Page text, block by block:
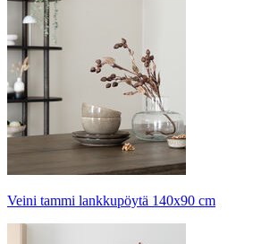
Veini tammi lankkupöytä 140x90 cm